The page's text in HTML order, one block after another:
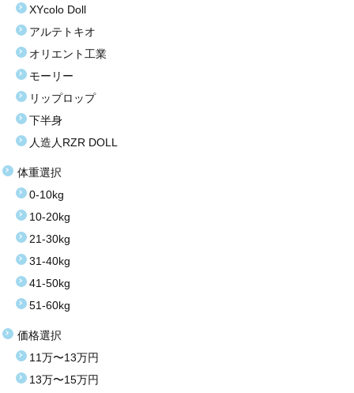
XYcolo Doll
アルテトキオ
オリエント工業
モーリー
リップロップ
下半身
人造人RZR DOLL
体重選択
0-10kg
10-20kg
21-30kg
31-40kg
41-50kg
51-60kg
価格選択
11万〜13万円
13万〜15万円